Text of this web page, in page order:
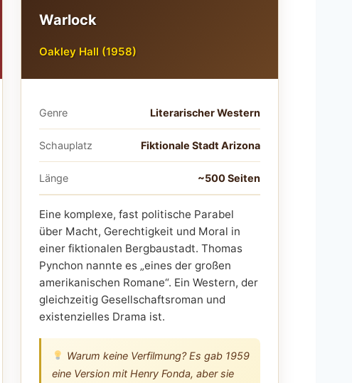
Warlock
Oakley Hall (1958)
Genre Literarischer Western
Schauplatz Fiktionale Stadt Arizona
Länge ~500 Seiten
Eine komplexe, fast politische Parabel
über Macht, Gerechtigkeit und Moral in
einer fiktionalen Bergbaustadt. Thomas
Pynchon nannte es „eines der großen
amerikanischen Romane“. Ein Western, der
gleichzeitig Gesellschaftsroman und
existenzielles Drama ist.
Warum keine Verfilmung? Es gab 1959
eine Version mit Henry Fonda, aber sie